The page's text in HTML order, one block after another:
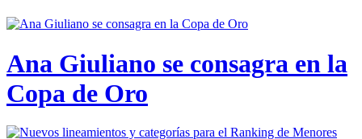
Ana Giuliano se consagra en la
Copa de Oro